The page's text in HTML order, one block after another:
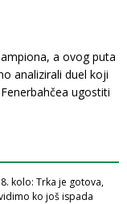
a ovog puta
analizirali duel koji
ugostiti
kolo: Trka je gotova,
ko još ispada